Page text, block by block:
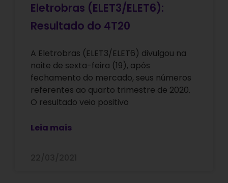
Eletrobras (ELET3/ELET6):
Resultado do 4T20
A Eletrobras (ELET3/ELET6) divulgou na
noite de sexta-feira (19), após
fechamento do mercado, seus números
referentes ao quarto trimestre de 2020.
O resultado veio positivo
Leia mais